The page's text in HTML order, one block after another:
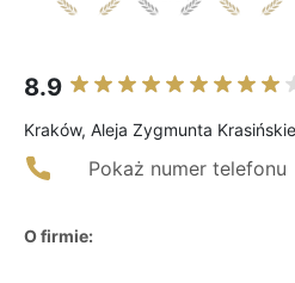
8.9
Kraków, Aleja Zygmunta
Pokaż numer telefonu
O firmie: